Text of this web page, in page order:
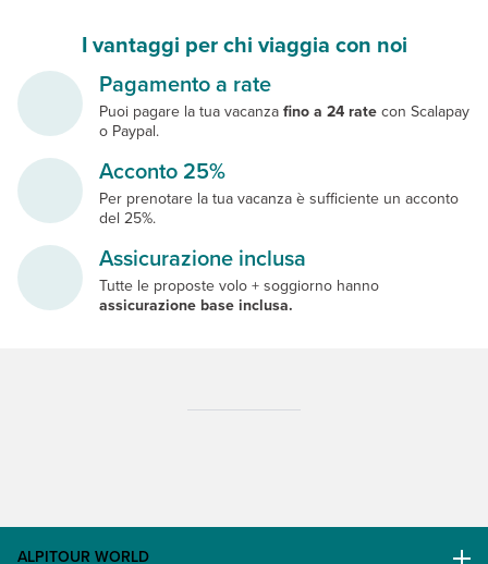
I vantaggi per chi viaggia con noi
Pagamento a rate
Puoi pagare la tua vacanzafino a 24 ratecon Scalapay
o Paypal.
Acconto 25%
Per prenotare la tua vacanza è sufficiente un acconto
del 25%.
Assicurazione inclusa
Tutte le proposte volo + soggiorno hanno
assicurazione base inclusa.
ALPITOUR WORLD